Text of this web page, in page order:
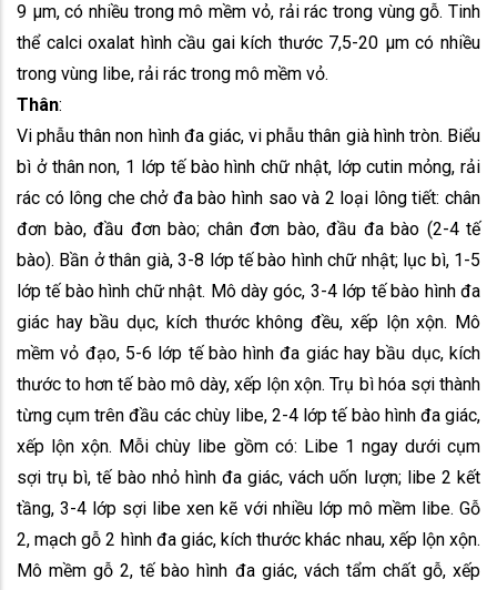
9 µm, có nhiều trong mô mềm vỏ, rải rác trong vùng gỗ. Tinh
thể calci oxalat hình cầu gai kích thước 7,5-20 µm có nhiều
trong vùng libe, rải rác trong mô mềm vỏ.
Thân:
Vi phẫu thân non hình đa giác, vi phẫu thân già hình tròn. Biểu
bì ở thân non, 1 lớp tế bào hình chữ nhật, lớp cutin mỏng, rải
rác có lông che chở đa bào hình sao và 2 loại lông tiết: chân
đơn bào, đầu đơn bào; chân đơn bào, đầu đa bào (2-4 tế
bào). Bần ở thân già, 3-8 lớp tế bào hình chữ nhật; lục bì, 1-5
lớp tế bào hình chữ nhật. Mô dày góc, 3-4 lớp tế bào hình đa
giác hay bầu dục, kích thước không đều, xếp lộn xộn. Mô
mềm vỏ đạo, 5-6 lớp tế bào hình đa giác hay bầu dục, kích
thước to hơn tế bào mô dày, xếp lộn xộn. Trụ bì hóa sợi thành
từng cụm trên đầu các chùy libe, 2-4 lớp tế bào hình đa giác,
xếp lộn xộn. Mỗi chùy libe gồm có: Libe 1 ngay dưới cụm
sợi trụ bì, tế bào nhỏ hình đa giác, vách uốn lượn; libe 2 kết
tầng, 3-4 lớp sợi libe xen kẽ với nhiều lớp mô mềm libe. Gỗ
2, mạch gỗ 2 hình đa giác, kích thước khác nhau, xếp lộn xộn.
Mô mềm gỗ 2, tế bào hình đa giác, vách tẩm chất gỗ, xếp